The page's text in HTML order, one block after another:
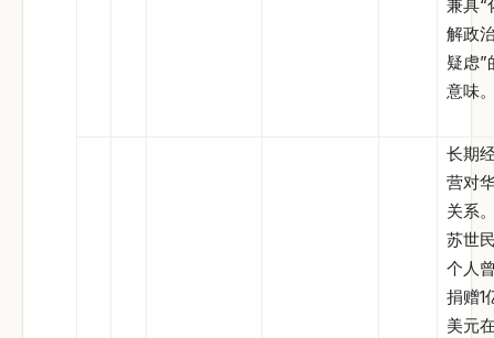
兼具“
解政
疑虑”
意味
长期
营对
关系
苏世
个人
捐赠1
美元